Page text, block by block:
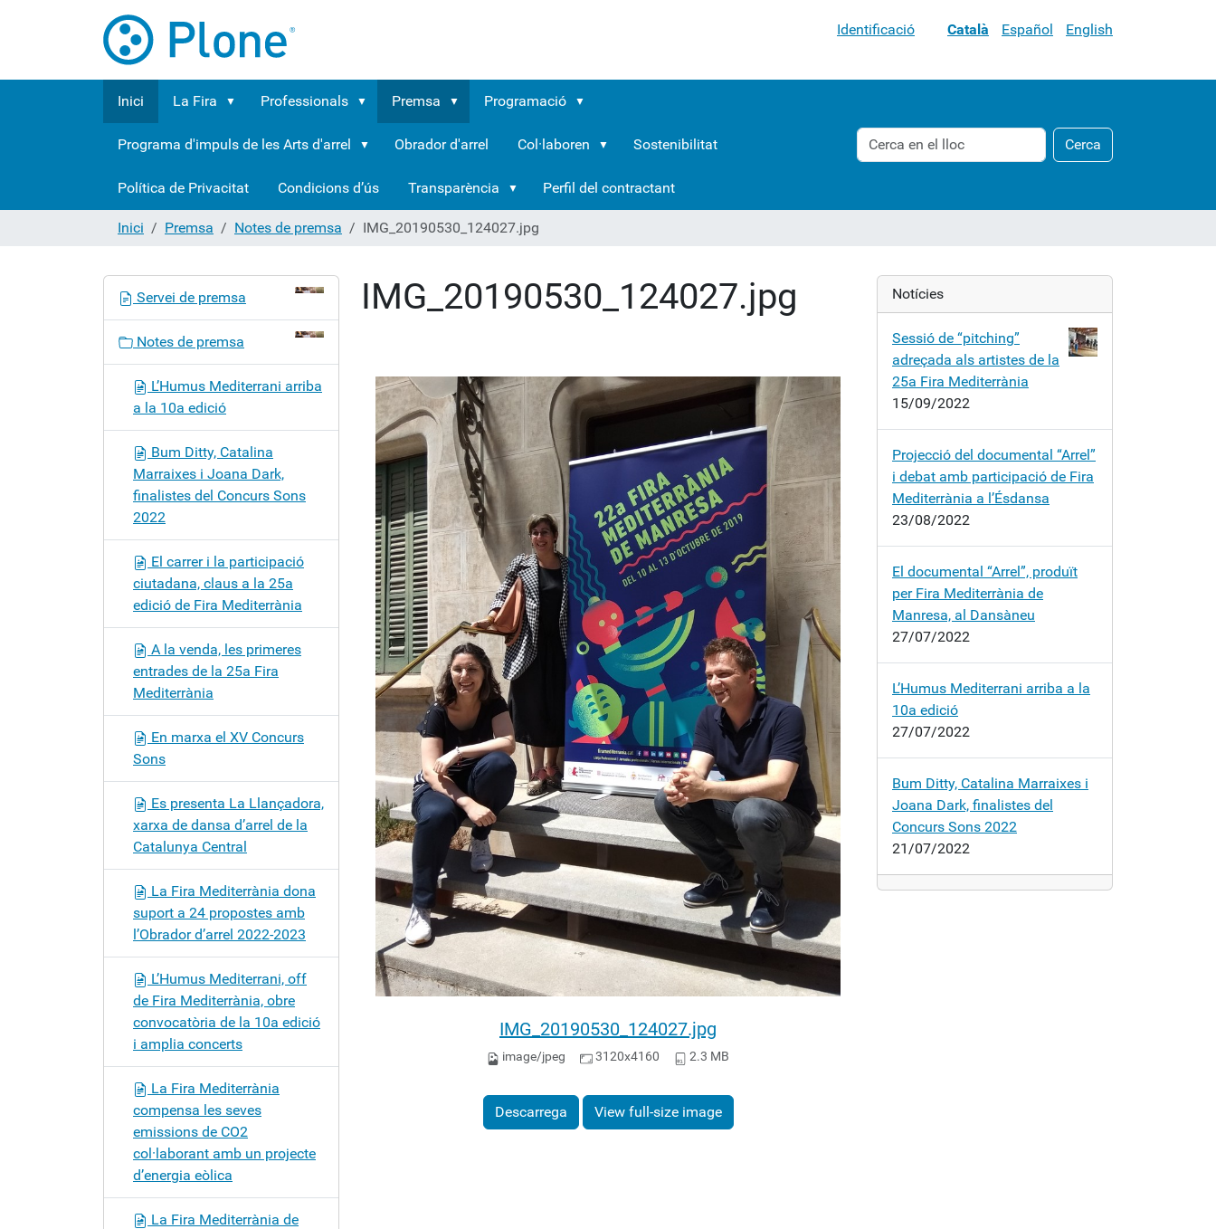
Identificació Català Español English
Inici La Fira Professionals Premsa Programació
Programa d'impuls de les Arts d'arrel Obrador d'arrel Col·laboren Sostenibilitat
Política de Privacitat Condicions d’ús Transparència Perfil del contractant
Cerca Cerca
Cerca
avançada…
Inici Premsa Notes de premsa IMG_20190530_124027.jpg
IMG_20190530_124027.jpg
IMG_20190530_124027.jpg
image/jpeg 3120x4160 2.3 MB
Descarrega View full-size image
Servei de premsa
Notes de premsa
L’Humus Mediterrani arriba
a la 10a edició
Bum Ditty, Catalina
Marraixes i Joana Dark,
finalistes del Concurs Sons
2022
El carrer i la participació
ciutadana, claus a la 25a
edició de Fira Mediterrània
A la venda, les primeres
entrades de la 25a Fira
Mediterrània
En marxa el XV Concurs
Sons
Es presenta La Llançadora,
xarxa de dansa d’arrel de la
Catalunya Central
La Fira Mediterrània dona
suport a 24 propostes amb
l’Obrador d’arrel 2022-2023
L’Humus Mediterrani, off
de Fira Mediterrània, obre
convocatòria de la 10a edició
i amplia concerts
La Fira Mediterrània
compensa les seves
emissions de CO2
col·laborant amb un projecte
d’energia eòlica
La Fira Mediterrània de
Notícies
Sessió de “pitching”
adreçada als artistes de la
25a Fira Mediterrània
15/09/2022
Projecció del documental “Arrel”
i debat amb participació de Fira
Mediterrània a l’Ésdansa
23/08/2022
El documental “Arrel”, produït
per Fira Mediterrània de
Manresa, al Dansàneu
27/07/2022
L’Humus Mediterrani arriba a la
10a edició
27/07/2022
Bum Ditty, Catalina Marraixes i
Joana Dark, finalistes del
Concurs Sons 2022
21/07/2022